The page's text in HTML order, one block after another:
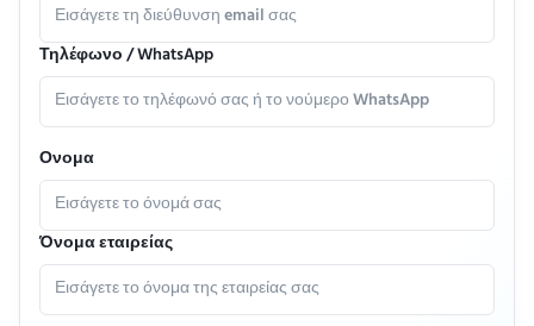
Τηλέφωνο / WhatsApp
Ονομα
Όνομα εταιρείας